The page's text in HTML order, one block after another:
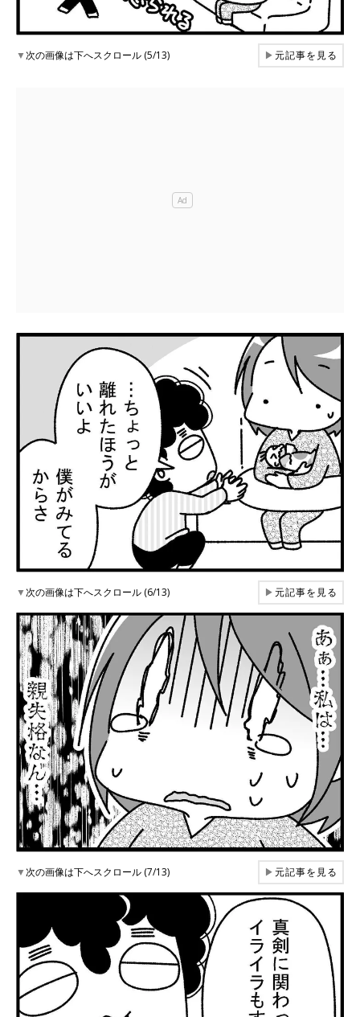
▼次の画像は下へスクロール (5/13) ▶元記事を見る
▼次の画像は下へスクロール (6/13) ▶元記事を見る
▼次の画像は下へスクロール (7/13) ▶元記事を見る